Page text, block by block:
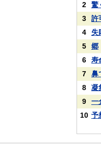
2
驚
3
許
4
失
5
郷
6
寿
7
鼻
8
凝
9
一
10 予